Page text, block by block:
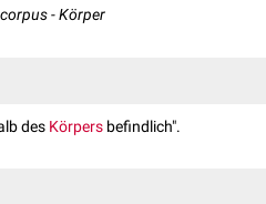
- Körper
des Körpers befindlich".